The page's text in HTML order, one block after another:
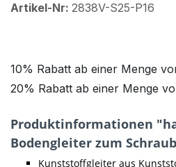
Artikel-Nr: 2838V-S25-P16
10% Rabatt ab einer Menge
20% Rabatt ab einer Menge
Produktinformationen
Bodengleiter zum
Kunststoffgleiter aus